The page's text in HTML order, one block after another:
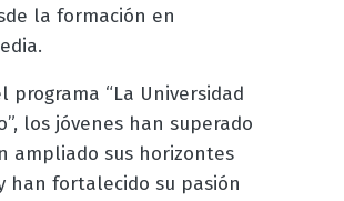
la formación en
programa “La Universidad
los jóvenes han superado
ampliado sus horizontes
han fortalecido su pasión